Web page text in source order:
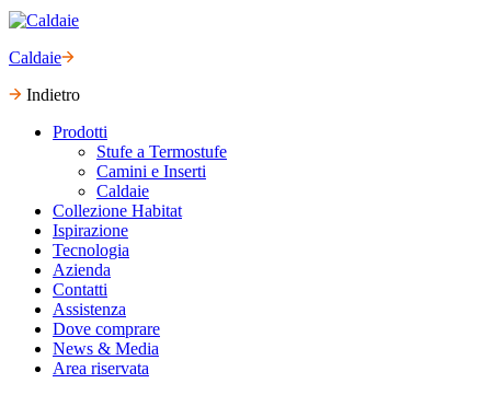
Caldaie
Indietro
Prodotti
Stufe a Termostufe
Camini e Inserti
Caldaie
Collezione Habitat
Ispirazione
Tecnologia
Azienda
Contatti
Assistenza
Dove comprare
News & Media
Area riservata